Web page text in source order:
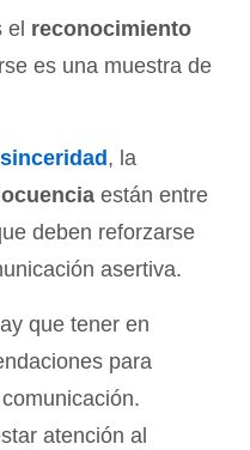
reconocimiento
es una muestra de
sinceridad , la
están entre
deben reforzarse
asertiva.
que tener en
para
atención al